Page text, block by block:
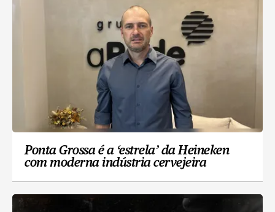
Ponta Grossa é a ‘estrela’ da Heineken
com moderna indústria cervejeira